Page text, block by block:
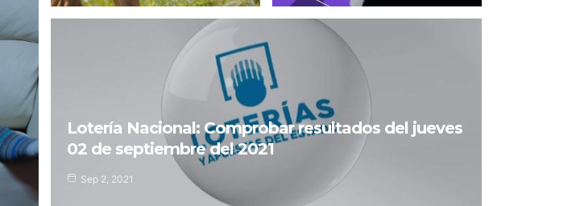
Lotería Nacional: Comprobar resultados del jueves
02 de septiembre del 2021
Sep 2, 2021